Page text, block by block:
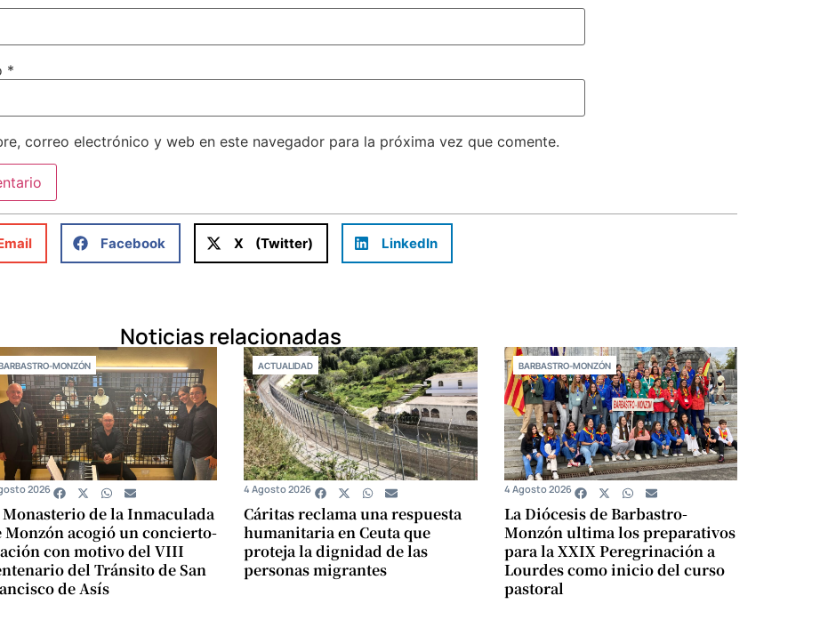
*
correo electrónico y web en este navegador para la próxima vez que comente.
Facebook X (Twitter) LinkedIn
Noticias relacionadas
MONZÓN
de la Inmaculada
Monzón acogió un concierto-
con motivo del VIII
del Tránsito de San
de Asís
2026
ACTUALIDAD
Cáritas reclama una respuesta
humanitaria en Ceuta que
proteja la dignidad de las
personas migrantes
4 Agosto 2026
BARBASTRO-MONZÓN
La Diócesis de Barbastro-
Monzón ultima los preparativos
para la XXIX Peregrinación a
Lourdes como inicio del curso
pastoral
4 Agosto 2026